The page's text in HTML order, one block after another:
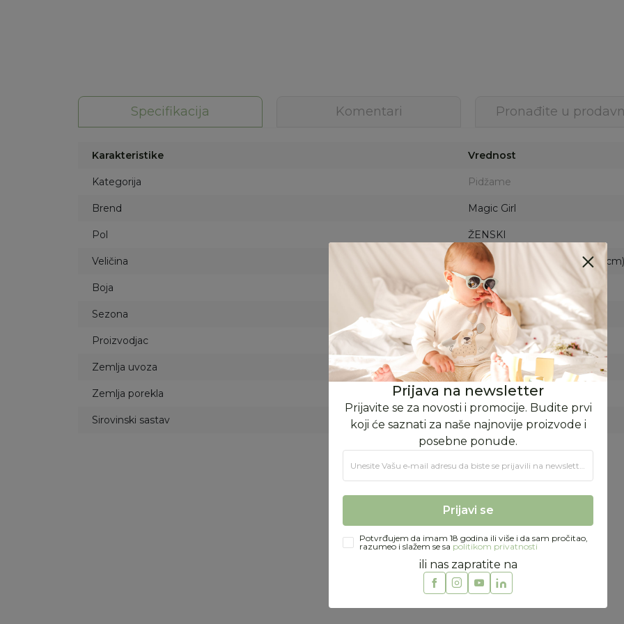
Specifikacija Komentari Pronađite u
Karakteristike Vrednost
Kategorija Pidžame
Brend Magic Girl
Pol ŽENSKI
Veličina 6 (116cm), 8 (128cm), 10 (140cm)
Boja MULTICOLOR
Sezona LETO
Proizvodjac FORMA VS DOO
Zemlja uvoza SRB
Zemlja porekla SRBIJA
Sirovinski sastav 100% pamuk
Preporučeno
Prijava na newsletter
Prijavite se za novosti i promocije. Budite prvi
koji će saznati za naše najnovije proizvode i
posebne ponude.
Unesite Vašu e‑mail adresu da biste se prijavili na newsletter.
Prijavi se
Potvrđujem da imam 18 godina ili više i da sam pročitao,
razumeo i slažem se sa politikom privatnosti
ili nas zapratite na